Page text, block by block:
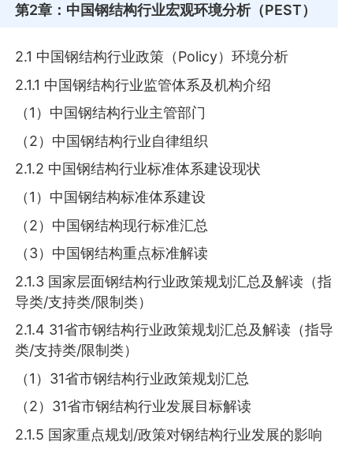
第2章 ：中国钢结构行业宏观环境分析（PEST）
2.1 中国钢结构行业政策（Policy）环境分析
2.1.1 中国钢结构行业监管体系及机构介绍
（1）中国钢结构行业主管部门
（2）中国钢结构行业自律组织
2.1.2 中国钢结构行业标准体系建设现状
（1）中国钢结构标准体系建设
（2）中国钢结构现行标准汇总
（3）中国钢结构重点标准解读
2.1.3 国家层面钢结构行业政策规划汇总及解读（指
导类/支持类/限制类）
2.1.4 31省市钢结构行业政策规划汇总及解读（指导
类/支持类/限制类）
（1）31省市钢结构行业政策规划汇总
（2）31省市钢结构行业发展目标解读
2.1.5 国家重点规划/政策对钢结构行业发展的影响